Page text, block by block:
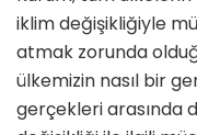
iklim değişikliğiyle
atmak zorunda
ülkemizin nasıl bir
gerçekleri arasında